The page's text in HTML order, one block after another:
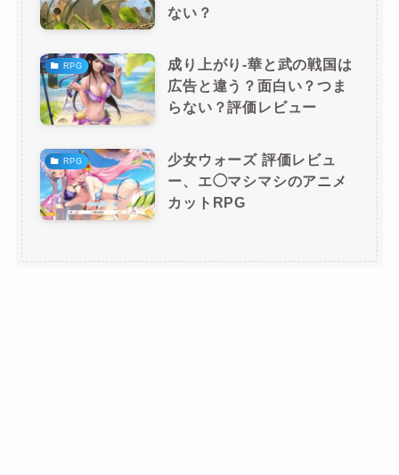
ない？
RPG
成り上がり-華と武の戦国は
広告と違う？面白い？つま
らない？評価レビュー
RPG
少女ウォーズ 評価レビュ
ー、エ◯マシマシのアニメ
カットRPG